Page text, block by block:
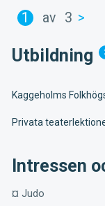
1 av 3 >
Utbildning
Kaggeholms
Privata
Intressen
¤ Judo